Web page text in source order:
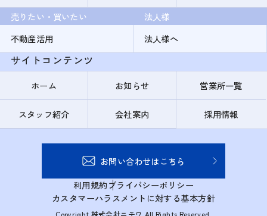
売りたい・買いたい
不動産活用
法人様
法人様へ
サイトコンテンツ
ホーム お知らせ 営業所一覧
スタッフ紹介 会社案内 採用情報
お問い合わせはこちら
利用規約プライバシーポリシー
カスタマーハラスメントに対する基本方針